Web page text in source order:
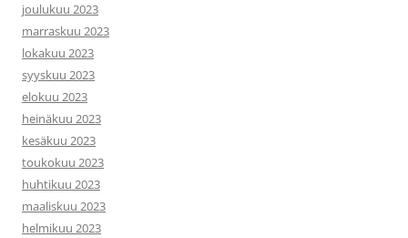
joulukuu 2023
marraskuu 2023
lokakuu 2023
syyskuu 2023
elokuu 2023
heinäkuu 2023
kesäkuu 2023
toukokuu 2023
huhtikuu 2023
maaliskuu 2023
helmikuu 2023